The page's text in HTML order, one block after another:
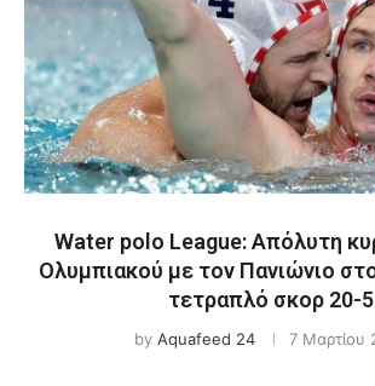
Water polo League: Απόλυτη
Ολυμπιακού με τον Πανιώνιο
τετραπλό σκορ 20-5
by Aquafeed 24 7 Μαρτίου